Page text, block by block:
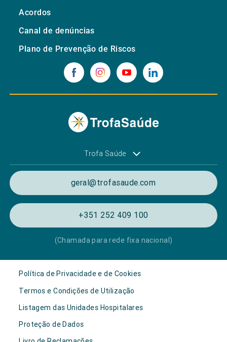
Acordos
Canal de denúncias
Plano de Prevenção de Riscos
Trofa Saúde
geral@trofasaude.com
+351 252 409 100
(Chamada para rede fixa nacional)
Política de Privacidade e de Cookies
Termos e Condições de Utilização
Listagem das Unidades Hospitalares
Proteção de Dados